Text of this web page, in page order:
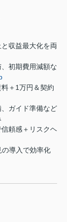
収益最大化を両
初期費用減額な
＋1万円＆契約
ガイド準備など
頼感＋リスクヘ
導入で効率化